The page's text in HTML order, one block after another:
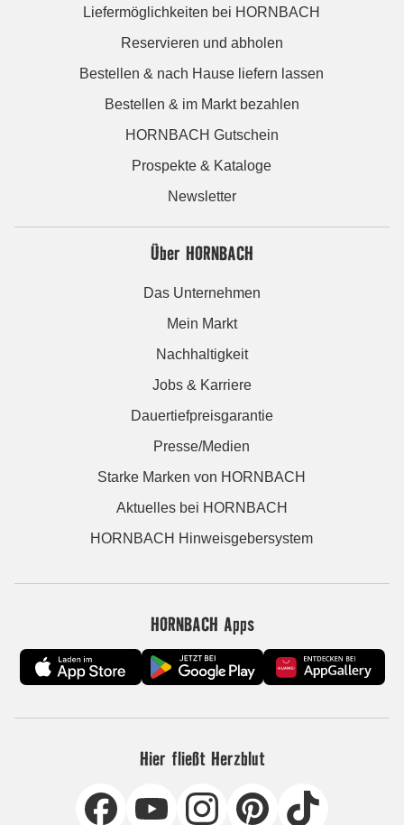
Liefermöglichkeiten bei HORNBACH
Reservieren und abholen
Bestellen & nach Hause liefern lassen
Bestellen & im Markt bezahlen
HORNBACH Gutschein
Prospekte & Kataloge
Newsletter
Über HORNBACH
Das Unternehmen
Mein Markt
Nachhaltigkeit
Jobs & Karriere
Dauertiefpreisgarantie
Presse/Medien
Starke Marken von HORNBACH
Aktuelles bei HORNBACH
HORNBACH Hinweisgebersystem
HORNBACH Apps
Hier fließt Herzblut